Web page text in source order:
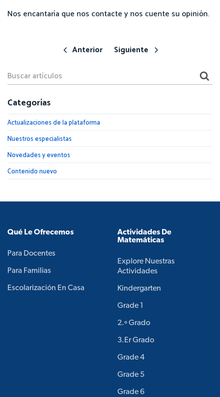
Nos encantaría que nos contacte y nos cuente su opinión.
Anterior Siguiente
Categorías
Actualizaciones de la plataforma
Nuestros especialistas
Novedades y eventos
Contenido nuevo
Qué Le Ofrecemos
Para Docentes
Para Familias
Escolarización En Casa
Actividades De
Matemáticas
Explore Nuestras
Actividades
Kindergarten
Grade 1
2.º Grado
3.er Grado
Grade 4
Grade 5
Grade 6